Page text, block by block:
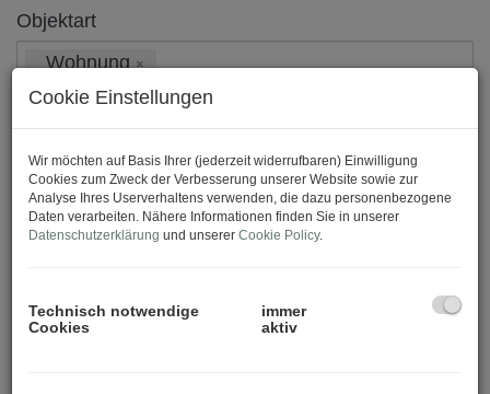
Objektart
Wohnung ×
Preis
-
Cookie Einstellungen
Wir möchten auf Basis Ihrer (jederzeit widerrufbaren) Einwilligung
Cookies zum Zweck der Verbesserung unserer Website sowie zur
Analyse Ihres Userverhaltens verwenden, die dazu personenbezogene
Daten verarbeiten. Nähere Informationen finden Sie in unserer
Datenschutzerklärung und unserer Cookie Policy.
Technisch notwendige
Cookies
immer
aktiv